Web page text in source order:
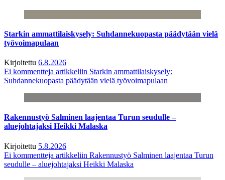
Starkin ammattilaiskysely: Suhdannekuopasta päädytään vielä
työvoimapulaan
Kirjoitettu 6.8.2026
Ei kommentteja artikkeliin Starkin ammattilaiskysely:
Suhdannekuopasta päädytään vielä työvoimapulaan
Rakennustyö Salminen laajentaa Turun seudulle –
aluejohtajaksi Heikki Malaska
Kirjoitettu 5.8.2026
Ei kommentteja artikkeliin Rakennustyö Salminen laajentaa Turun
seudulle – aluejohtajaksi Heikki Malaska